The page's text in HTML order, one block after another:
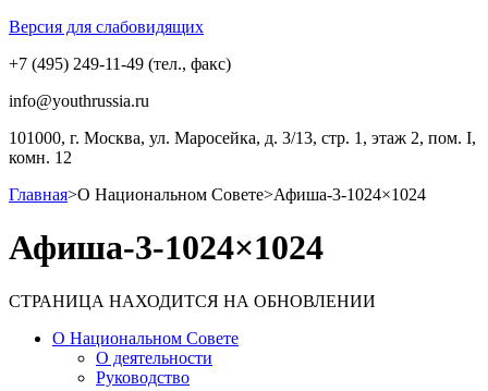
Версия для слабовидящих
+7 (495) 249-11-49 (тел., факс)
info@youthrussia.ru
101000, г. Москва, ул. Маросейка, д. 3/13, стр. 1, этаж 2, пом. I,
комн. 12
Главная>О Национальном Совете>Афиша-3-1024×1024
Афиша-3-1024×1024
СТРАНИЦА НАХОДИТСЯ НА ОБНОВЛЕНИИ
О Национальном Совете
О деятельности
Руководство